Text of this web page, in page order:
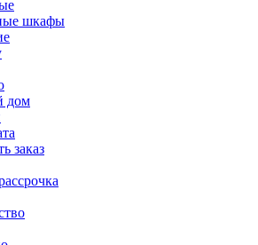
шкафы
дом
заказ